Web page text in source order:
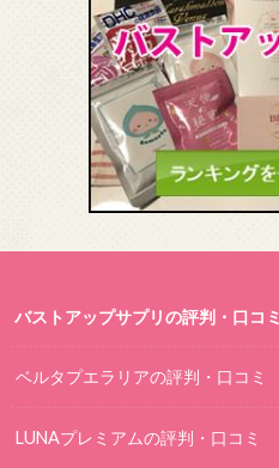
バストアップサプリの評判・口コミ
ベルタプエラリアの評判・口コミ
LUNAプレミアムの評判・口コミ